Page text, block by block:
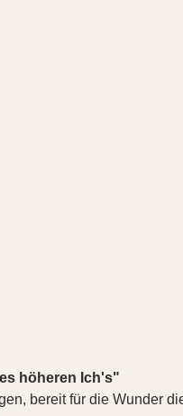
höheren Ich's"
bereit für die Wunder